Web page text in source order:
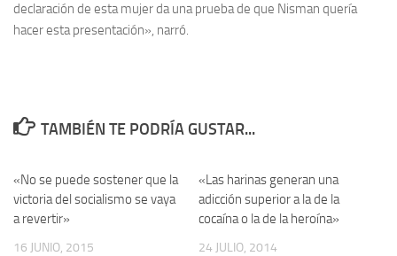
declaración de esta mujer da una prueba de que Nisman quería
hacer esta presentación», narró.
TAMBIÉN TE PODRÍA GUSTAR...
«No se puede sostener que la
victoria del socialismo se vaya
a revertir»
16 JUNIO, 2015
«Las harinas generan una
adicción superior a la de la
cocaína o la de la heroína»
24 JULIO, 2014